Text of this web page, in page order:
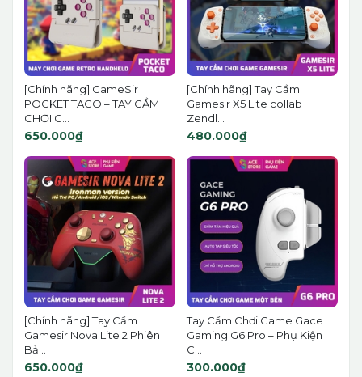
[Chính hãng] GameSir
POCKET TACO – TAY CẦM
CHƠI G...
650.000₫
[Chính hãng] Tay Cầm
Gamesir X5 Lite collab
Zendl...
480.000₫
[Chính hãng] Tay Cầm
Gamesir Nova Lite 2 Phiên
Bả...
650.000₫
Tay Cầm Chơi Game Gace
Gaming G6 Pro – Phụ Kiện
C...
300.000₫